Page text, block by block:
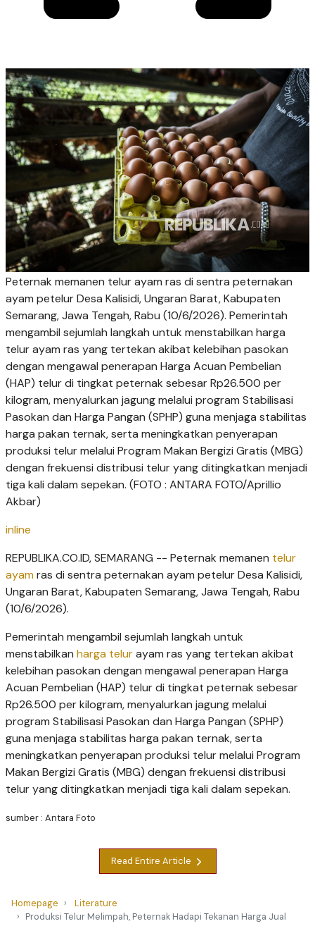
Peternak memanen telur ayam ras di sentra peternakan
ayam petelur Desa Kalisidi, Ungaran Barat, Kabupaten
Semarang, Jawa Tengah, Rabu (10/6/2026). Pemerintah
mengambil sejumlah langkah untuk menstabilkan harga
telur ayam ras yang tertekan akibat kelebihan pasokan
dengan mengawal penerapan Harga Acuan Pembelian
(HAP) telur di tingkat peternak sebesar Rp26.500 per
kilogram, menyalurkan jagung melalui program Stabilisasi
Pasokan dan Harga Pangan (SPHP) guna menjaga stabilitas
harga pakan ternak, serta meningkatkan penyerapan
produksi telur melalui Program Makan Bergizi Gratis (MBG)
dengan frekuensi distribusi telur yang ditingkatkan menjadi
tiga kali dalam sepekan. (FOTO : ANTARA FOTO/Aprillio
Akbar)
inline
REPUBLIKA.CO.ID, SEMARANG -- Peternak memanen telur
ayam ras di sentra peternakan ayam petelur Desa Kalisidi,
Ungaran Barat, Kabupaten Semarang, Jawa Tengah, Rabu
(10/6/2026).
Pemerintah mengambil sejumlah langkah untuk
menstabilkan harga telurayam ras yang tertekan akibat
kelebihan pasokan dengan mengawal penerapan Harga
Acuan Pembelian (HAP) telur di tingkat peternak sebesar
Rp26.500 per kilogram, menyalurkan jagung melalui
program Stabilisasi Pasokan dan Harga Pangan (SPHP)
guna menjaga stabilitas harga pakan ternak, serta
meningkatkan penyerapan produksi telur melalui Program
Makan Bergizi Gratis (MBG) dengan frekuensi distribusi
telur yang ditingkatkan menjadi tiga kali dalam sepekan.
sumber : Antara Foto
Read Entire Article
Homepage
Literature
Produksi Telur Melimpah, Peternak Hadapi Tekanan Harga Jual